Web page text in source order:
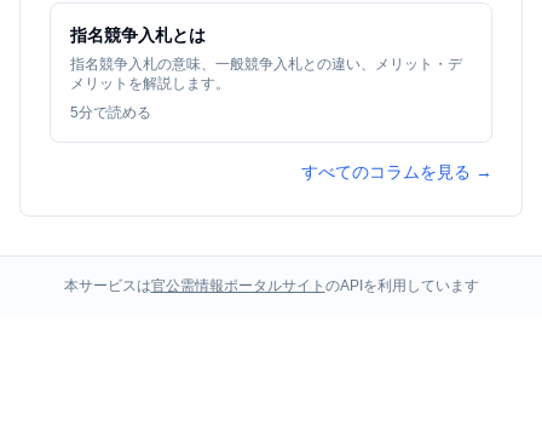
指名競争入札とは
指名競争入札の意味、一般競争入札との違い、メリット・デ
メリットを解説します。
5分で読める
すべてのコラムを見る →
本サービスは官公需情報ポータルサイト のAPIを利用しています